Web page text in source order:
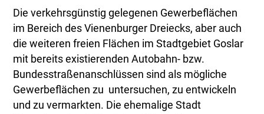
Die verkehrsgünstig gelegenen Gewerbeflächen
im Bereich des Vienenburger Dreiecks, aber auch
die weiteren freien Flächen im Stadtgebiet Goslar
mit bereits existierenden Autobahn- bzw.
Bundesstraßenanschlüssen sind als mögliche
Gewerbeflächen zu untersuchen, zu entwickeln
und zu vermarkten. Die ehemalige Stadt